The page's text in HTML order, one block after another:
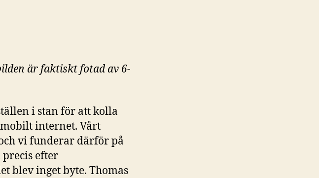
är faktiskt fotad av 6-
i stan för att kolla
internet. Vårt
vi funderar därför på
efter
blev inget byte. Thomas